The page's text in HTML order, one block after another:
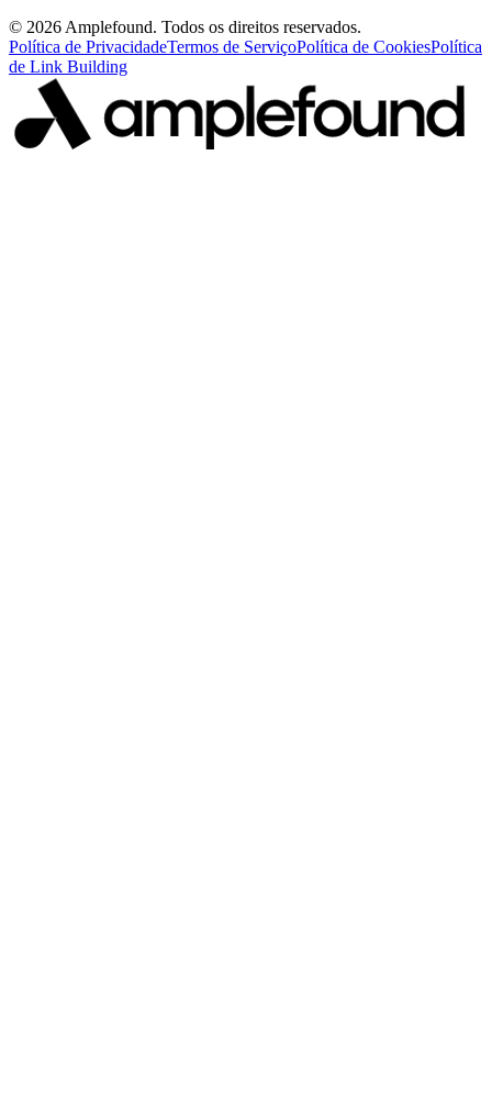
© 2026 Amplefound. Todos os direitos reservados.
Política de PrivacidadeTermos de ServiçoPolítica de CookiesPolítica
de Link Building